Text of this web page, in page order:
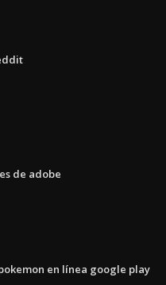
de adobe
en línea google play